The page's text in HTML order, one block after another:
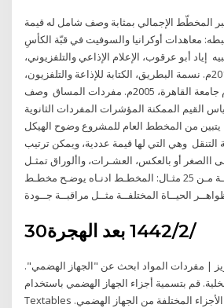
المخطّط الإجمالي بمثابة وصف شامل له قيمة
معاهدات أوكرانيا والسوفيت في قبّة الكأسِ
أبو عرقوب، الإعلام الإذاعي والتلفزيوني،
عمان: دار المستقبل، 2012م. نسمة البطريق، الكتابة للإذاعة والتلفزيون،
القاهرة: كلية الإعلام جامعة القاهرة، 2005م. مفردات المساق وصف
القيم الممكنة المؤشرات المفردات الثانوية
يتبين من المخطط العام للمشروع وضوح الهيكل
وهي التي لها قيمة عددية، ويمكن ترتيب
االصغر أو بالعكس، العشـرات، واألوراق تمثـل
خانـة100 طالـب )العامـة مـن 25 مثـال: المخطـط ادنـاه يوضـح مخطـط
الحيــاة المختلفــة مثــل مراقبــة جــودة
30‏‏/2‏‏/1442 بعد الهجرة
| مفردات المواد ابحث عن "الجهاز الهضمي".
قم بتسمية أجزاء الجهاز الهضمي باستخدام
Textables و الأسهم. وصف وظيفة الأجزاء المختلفة من الجهاز الهضمي.